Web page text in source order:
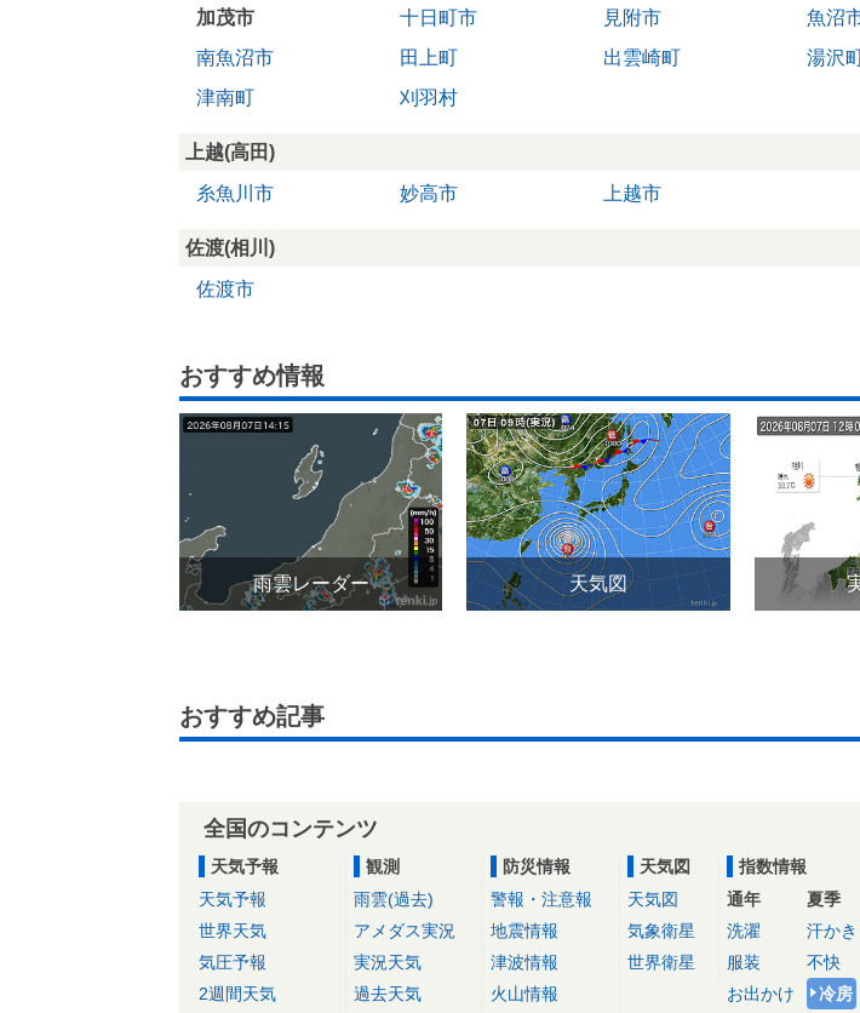
加茂市
十日町市 見附市
魚沼
南魚沼市
田上町 出雲崎町
湯沢
津南町
刈羽村
上越(高田)
糸魚川市
妙高市 上越市
佐渡(相川)
佐渡市
おすすめ情報
雨雲レーダー 天気図
おすすめ記事
全国のコンテンツ
天気予報
天気予報
世界天気
気圧予報
2週間天気
観測
雨雲(過去)
アメダス実況
実況天気
過去天気
防災情報
警報・注意報
地震情報
津波情報
火山情報
天気図
天気図
気象衛星
世界衛星
指数情報
通年
洗濯
服装
お出かけ
夏季
汗かき
不快
冷房